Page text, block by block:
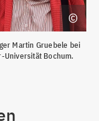
Martin Gruebele bei
Universität Bochum.